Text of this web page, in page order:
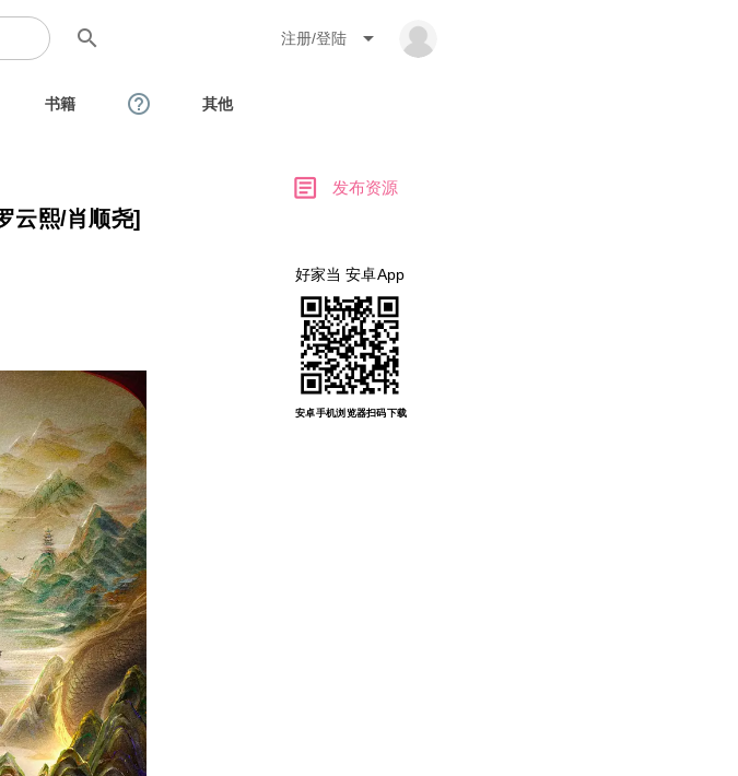
search 注册/登陆 arrow_drop_down
书籍 help_outline 其他
云熙/肖顺尧]
article 发布资源
好家当 安卓App
安卓手机浏览器扫码下载